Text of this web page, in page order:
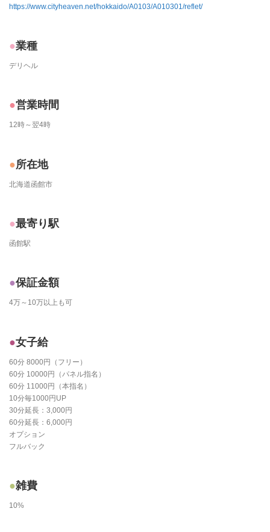
https://www.cityheaven.net/hokkaido/A0103/A010301/reflet/
業種
デリヘル
営業時間
12時～翌4時
所在地
北海道函館市
最寄り駅
函館駅
保証金額
4万～10万以上も可
女子給
60分 8000円（フリー）
60分 10000円（パネル指名）
60分 11000円（本指名）
10分毎1000円UP
30分延長：3,000円
60分延長：6,000円
オプション
フルバック
雑費
10%